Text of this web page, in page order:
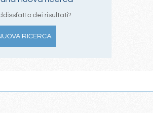
dei risultati?
RICERCA